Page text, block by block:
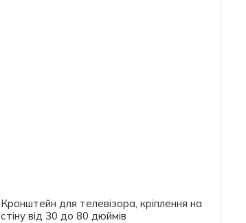
Кронштейн для телевізора, кріплення на
стіну від 30 до 80 дюймів